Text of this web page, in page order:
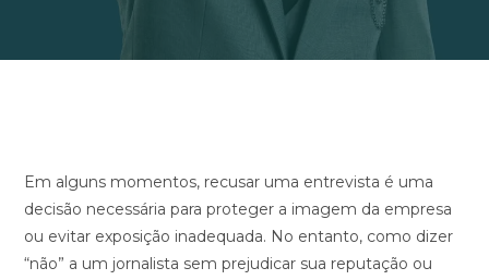
Em alguns momentos, recusar uma entrevista é uma
decisão necessária para proteger a imagem da empresa
ou evitar exposição inadequada. No entanto, como dizer
“não” a um jornalista sem prejudicar sua reputação ou